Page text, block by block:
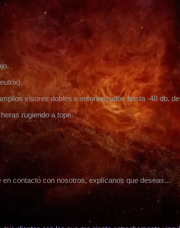
visores dobles e insonorizados hasta -48 db.
rugiendo a tope.
contacto con nosotros, explícanos que deseas…